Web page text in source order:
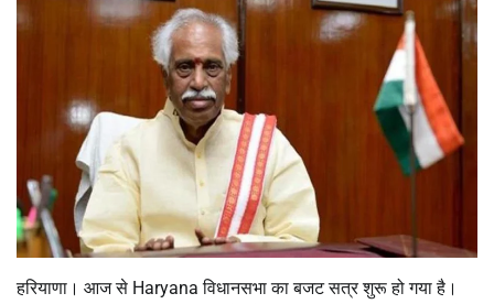
हरियाणा। आज से Haryana विधानसभा का बजट सत्र शुरू हो गया है।